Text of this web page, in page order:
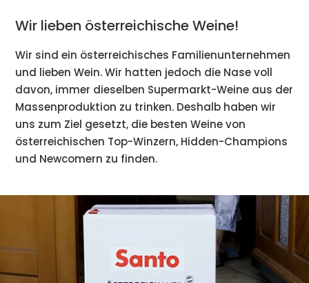
Wir lieben österreichische Weine!
Wir sind ein österreichisches Familienunternehmen
und lieben Wein. Wir hatten jedoch die Nase voll
davon, immer dieselben Supermarkt-Weine aus der
Massenproduktion zu trinken. Deshalb haben wir
uns zum Ziel gesetzt, die besten Weine von
österreichischen Top-Winzern, Hidden-Champions
und Newcomern zu finden.